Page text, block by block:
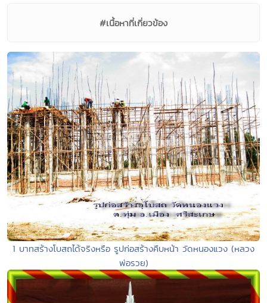
#เนื้อหาที่เกี่ยวข้อง
1 บาทสร้างโบสถได้จริงหรือ รูปก่อสร้างคืบหน้า วัดหนองแวง (หลวง
พ่อรวย)